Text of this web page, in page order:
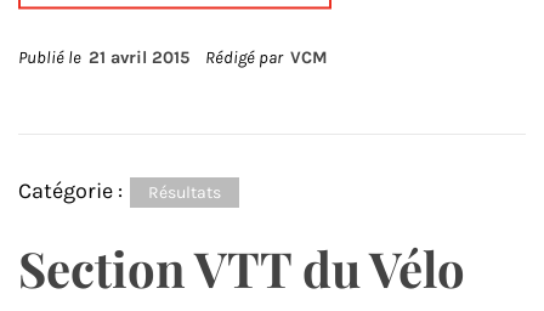
Publié le 21 avril 2015 Rédigé par VCM
Catégorie : Résultats
Section VTT du Vélo